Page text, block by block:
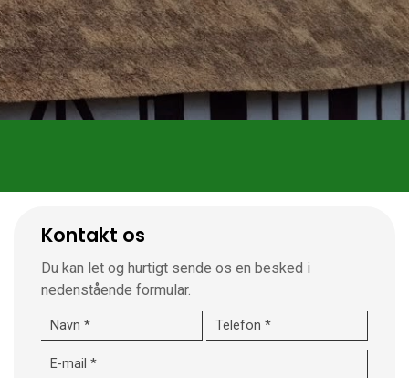
Kontakt os
Du kan let og hurtigt sende os en besked i
nedenstående formular.